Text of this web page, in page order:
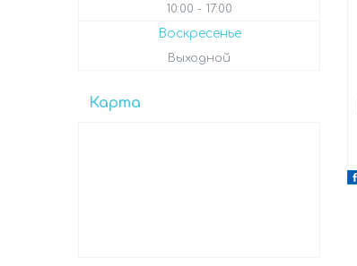
10:00 17:00
Воскресенье
Выходной
Карта